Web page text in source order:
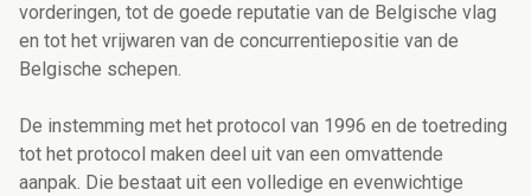
vorderingen, tot de goede reputatie van de Belgische vlag
en tot het vrijwaren van de concurrentiepositie van de
Belgische schepen.
De instemming met het protocol van 1996 en de toetreding
tot het protocol maken deel uit van een omvattende
aanpak. Die bestaat uit een volledige en evenwichtige